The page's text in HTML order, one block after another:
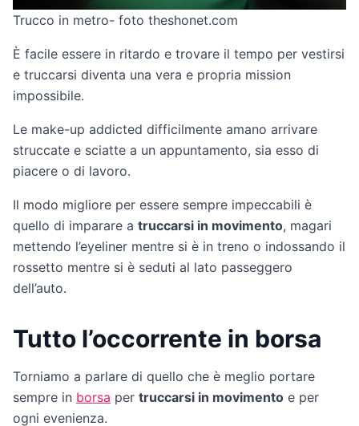
Trucco in metro- foto theshonet.com
È facile essere in ritardo e trovare il tempo per vestirsi
e truccarsi diventa una vera e propria mission
impossibile.
Le make-up addicted difficilmente amano arrivare
struccate e sciatte a un appuntamento, sia esso di
piacere o di lavoro.
Il modo migliore per essere sempre impeccabili è
quello di imparare a truccarsi in movimento, magari
mettendo l’eyeliner mentre si è in treno o indossando il
rossetto mentre si è seduti al lato passeggero
dell’auto.
Tutto l’occorrente in borsa
Torniamo a parlare di quello che è meglio portare
sempre in borsa per truccarsi in movimento e per
ogni evenienza.